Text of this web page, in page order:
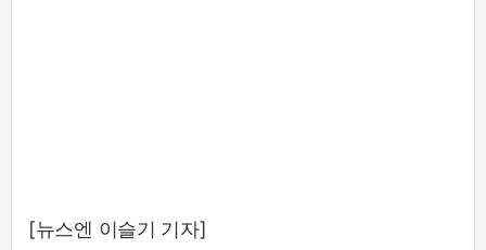
[뉴스엔 이슬기 기자]